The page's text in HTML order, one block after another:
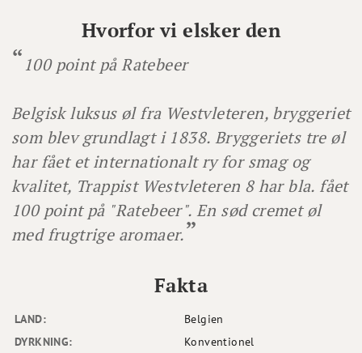
Hvorfor vi elsker den
100 point på Ratebeer
Belgisk luksus øl fra Westvleteren, bryggeriet
som blev grundlagt i 1838. Bryggeriets tre øl
har fået et internationalt ry for smag og
kvalitet, Trappist Westvleteren 8 har bla. fået
100 point på "Ratebeer". En sød cremet øl
med frugtrige aromaer.
LAND:
Belgien
DYRKNING:
Konventionel
Fakta